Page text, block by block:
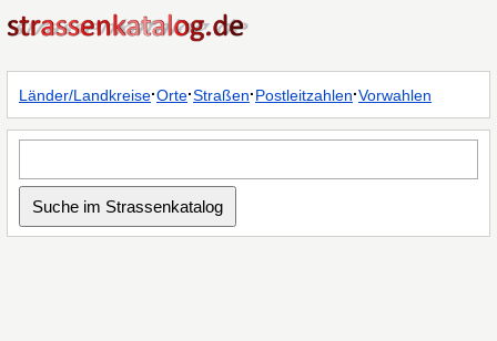
Länder/Landkreise·Orte·Straßen·Postleitzahlen·Vorwahlen